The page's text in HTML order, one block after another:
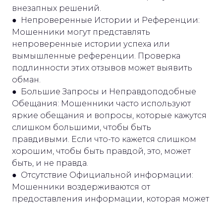
внезапных решений.
● Непроверенные Истории и Референции:
Мошенники могут представлять
непроверенные истории успеха или
вымышленные референции. Проверка
подлинности этих отзывов может выявить
обман.
● Большие Запросы и Неправдоподобные
Обещания: Мошенники часто используют
яркие обещания и вопросы, которые кажутся
слишком большими, чтобы быть
правдивыми. Если что-то кажется слишком
хорошим, чтобы быть правдой, это, может
быть, и не правда.
● Отсутствие Официальной информации:
Мошенники воздерживаются от
предоставления информации, которая может